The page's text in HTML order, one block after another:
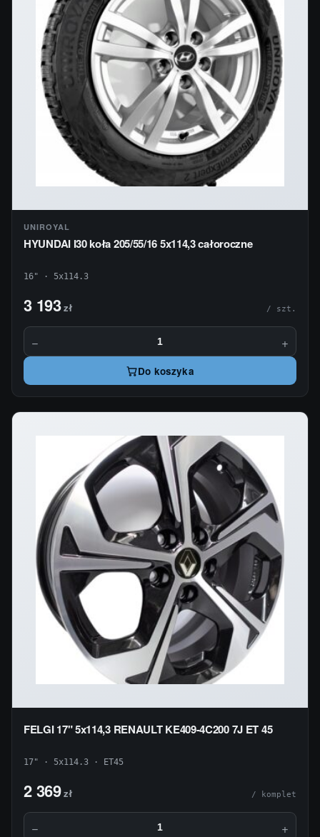
UNIROYAL
HYUNDAI I30 koła 205/55/16 5x114,3 całoroczne
16" · 5x114.3
3 193zł / szt.
− +
Do koszyka
FELGI 17" 5x114,3 RENAULT KE409-4C200 7J ET 45
17" · 5x114.3 · ET45
2 369zł / komplet
− +